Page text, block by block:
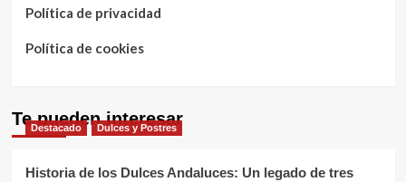
Política de privacidad
Política de cookies
Te pueden interesar
Destacado Dulces y Postres
Historia de los Dulces Andaluces: Un legado de tres